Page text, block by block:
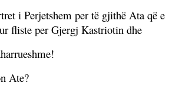
i Perjetshem per të gjithë Ata që e
fliste per Gjergj Kastriotin dhe
Ate?